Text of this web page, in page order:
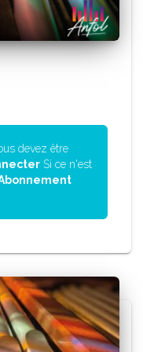
devez être
Si ce n'est